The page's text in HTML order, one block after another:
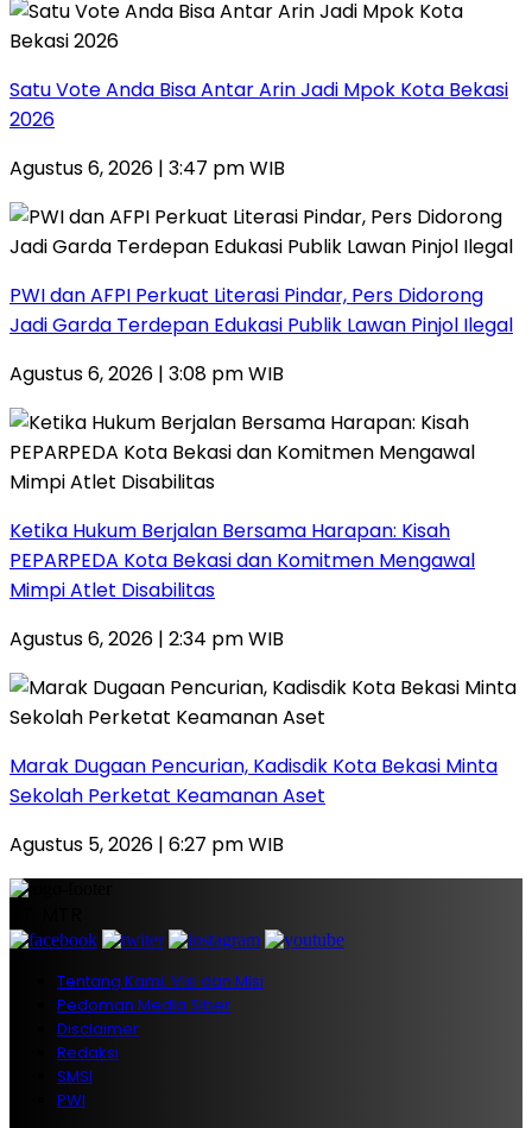
Satu Vote Anda Bisa Antar Arin Jadi Mpok Kota Bekasi
2026
Agustus 6, 2026 | 3:47 pm WIB
PWI dan AFPI Perkuat Literasi Pindar, Pers Didorong
Jadi Garda Terdepan Edukasi Publik Lawan Pinjol Ilegal
Agustus 6, 2026 | 3:08 pm WIB
Ketika Hukum Berjalan Bersama Harapan: Kisah
PEPARPEDA Kota Bekasi dan Komitmen Mengawal
Mimpi Atlet Disabilitas
Agustus 6, 2026 | 2:34 pm WIB
‎Marak Dugaan Pencurian, Kadisdik Kota Bekasi Minta
Sekolah Perketat Keamanan Aset
Agustus 5, 2026 | 6:27 pm WIB
Tentang Kami, Visi dan Misi
Pedoman Media Siber
Disclaimer
Redaksi
SMSI
PWI